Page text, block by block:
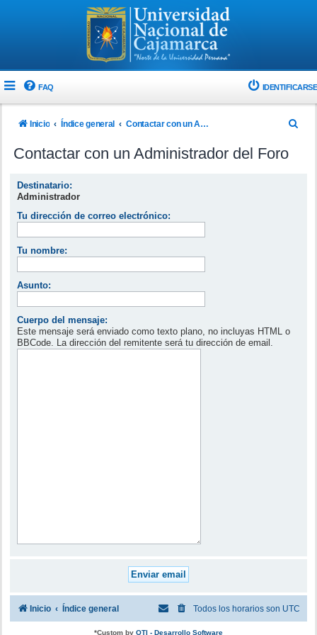
FAQ IDENTIFICARSE
Inicio Índice general Contactar con un Administrador del Foro
Contactar con un Administrador del Foro
Destinatario:
Administrador
Tu dirección de correo electrónico:
Tu nombre:
Asunto:
Cuerpo del mensaje:
Este mensaje será enviado como texto plano, no incluyas HTML o
BBCode. La dirección del remitente será tu dirección de email.
Inicio Índice general Todos los horarios son UTC
*Custom by OTI - Desarrollo Software